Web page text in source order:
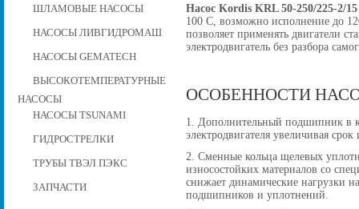
ШЛАМОВЫЕ НАСОСЫ
НАСОСЫ ЛИВГИДРОМАШ
НАСОСЫ GEMATECH
ВЫСОКОТЕМПЕРАТУРНЫЕ
НАСОСЫ
НАСОСЫ TSUNAMI
ГИДРОСТРЕЛКИ
ТРУБЫ ТВЭЛ ПЭКС
ЗАПЧАСТИ
Насос Kordis KRL 50-250/225-2/
100 C, возможно исполнение до
позволяет применять двигатели
электродвигатель без разбора
ОСОБЕННОСТИ
1. Дополнительный подшипник в
электродвигателя увеличивая
2. Сменные кольца щелевых
износостойких материалов со
снижает динамические нагрузки
подшипников и уплотнений.